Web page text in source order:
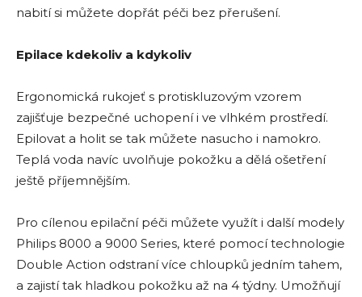
nabití si můžete dopřát péči bez přerušení.
Epilace kdekoliv a kdykoliv
Ergonomická rukojeť s protiskluzovým vzorem
zajišťuje bezpečné uchopení i ve vlhkém prostředí.
Epilovat a holit se tak můžete nasucho i namokro.
Teplá voda navíc uvolňuje pokožku a dělá ošetření
ještě příjemnějším.
Pro cílenou epilační péči můžete využít i další modely
Philips 8000 a 9000 Series, které pomocí technologie
Double Action odstraní více chloupků jedním tahem,
a zajistí tak hladkou pokožku až na 4 týdny. Umožňují